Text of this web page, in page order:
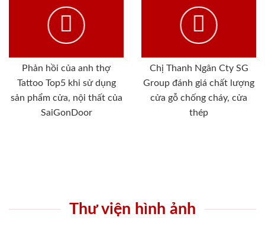
Phản hồi của anh thợ
Tattoo Top5 khi sử dụng
sản phẩm cửa, nội thất của
SaiGonDoor
Chị Thanh Ngân Cty SG
Group đánh giá chất lượng
cửa gỗ chống cháy, cửa
thép
Thư viện hình ảnh